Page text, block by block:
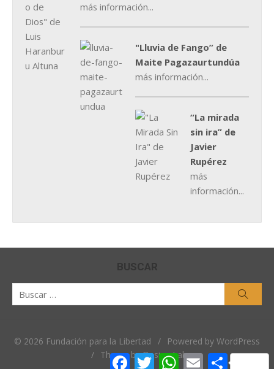
más información...
"Lluvia de Fango” de
Maite Pagazaurtundúa
más información...
“La mirada
sin ira” de
Javier
Rupérez
más
información...
BUSCAR
© 2026 Fundación para la Libertad /
Powered by WordPress
/ Theme by Design Lab
Facebook
TwitterWhatsApp
EmailCompartir